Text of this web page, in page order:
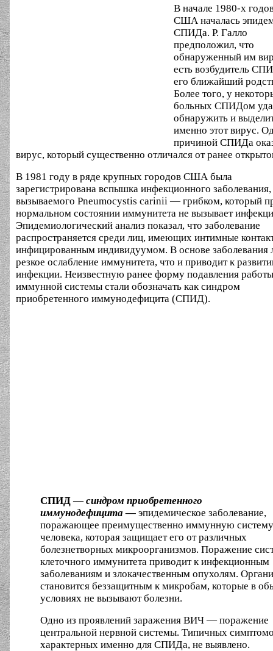
В начале 1980-х
США началась
СПИДа. Р. Галло
предположил, что
обнаруженный им
есть возбудитель
его ближайший
Более того, у
больных СПИДом
обнаружить и
именно этот вирус.
причиной СПИДа
вирус, который существенно отличался от ранее
В 1981 году в ряде крупных городов США была
зарегистрирована вспышка инфекционного заболевания,
вызываемого Pneumocystis carinii — грибком, который
нормальном состоянии иммунитета не вызывает
Эпидемиологический анализ показал, что заболевание
распространяется среди лиц, имеющих интимные
инфицированным индивидуумом. В основе заболевания
резкое ослабление иммунитета, что и приводит к
инфекции. Неизвестную ранее форму подавления работы
иммунной системы стали обозначать как синдром
приобретенного иммунодефицита (СПИД).
СПИД —синдром приобретенного
иммунодефицита — эпидемическое заболевание,
поражающее преимущественно иммунную систему
человека, которая защищает его от различных
болезнетворных микроорганизмов. Поражение
клеточного иммунитета приводит к инфекционным
заболеваниям и злокачественным опухолям.
становится беззащитным к микробам, которые в
условиях не вызывают болезни.
Одно из проявлений заражения ВИЧ — поражение
центральной нервной системы. Типичных
характерных именно для СПИДа, не выявлено.